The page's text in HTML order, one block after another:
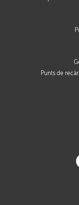
Punts de